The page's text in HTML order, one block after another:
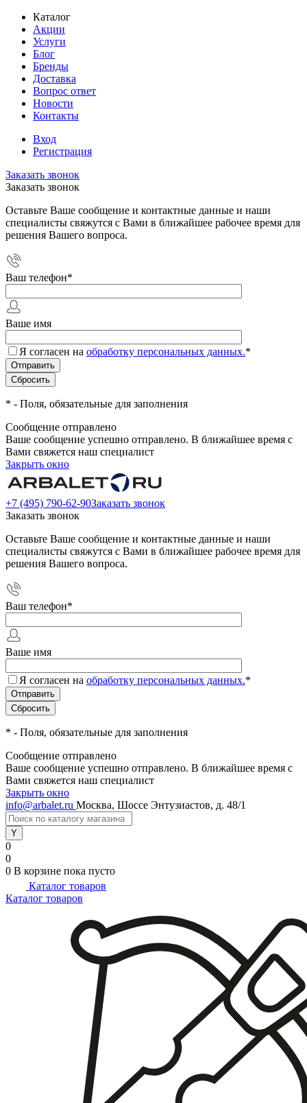
Каталог
Акции
Услуги
Блог
Бренды
Доставка
Вопрос ответ
Новости
Контакты
Вход
Регистрация
Заказать звонок
Заказать звонок
Оставьте Ваше сообщение и контактные данные и наши
специалисты свяжутся с Вами в ближайшее рабочее время для
решения Вашего вопроса.
Ваш телефон*
Ваше имя
Я согласен на обработку персональных данных.*
* - Поля, обязательные для заполнения
Сообщение отправлено
Ваше сообщение успешно отправлено. В ближайшее время с
Вами свяжется наш специалист
Закрыть окно
+7 (495) 790-62-90Заказать звонок
Заказать звонок
Оставьте Ваше сообщение и контактные данные и наши
специалисты свяжутся с Вами в ближайшее рабочее время для
решения Вашего вопроса.
Ваш телефон*
Ваше имя
Я согласен на обработку персональных данных.*
* - Поля, обязательные для заполнения
Сообщение отправлено
Ваше сообщение успешно отправлено. В ближайшее время с
Вами свяжется наш специалист
Закрыть окно
info@arbalet.ru Москва, Шоссе Энтузиастов, д. 48/1
0
0
0 В корзине пока пусто
Каталог товаров
Каталог товаров